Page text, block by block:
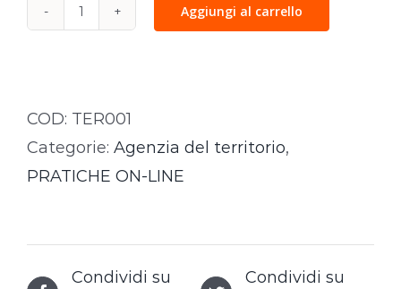
Certificato
Urbanistica
quantità
Aggiungi al carrello
COD: TER001
Categorie: Agenzia del territorio,
PRATICHE ON-LINE
Condividi su
Condividi su